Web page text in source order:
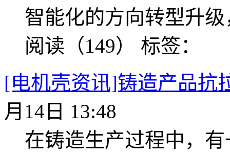
智能化的方向转型升级
阅读（149） 标签：
[电机壳资讯]铸造产品抗
月14日 13:48
在铸造生产过程中，